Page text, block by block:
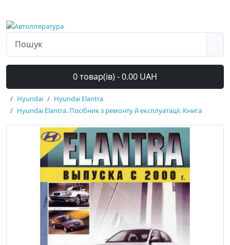
0 товар(ів) - 0.00 UAH
Hyundai
Hyundai Elantra
Hyundai Elantra. Посібник з ремонту й експлуатації. Книга